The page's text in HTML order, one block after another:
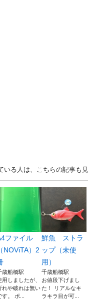
る人は、こちらの記事も見
ファイル
（NOViTA）2
歳船橋駅
用しましたが、
れや破れは無い
す。 ポ...
鮮魚 ストラ
ップ（未使
用）
千歳船橋駅
お値段下げまし
た！ リアルなキ
ラキラ目が可...